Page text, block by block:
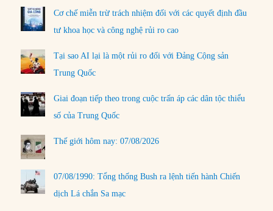
Cơ chế miễn trừ trách nhiệm đối với các quyết định đầu
tư khoa học và công nghệ rủi ro cao
Tại sao AI lại là một rủi ro đối với Đảng Cộng sản
Trung Quốc
Giai đoạn tiếp theo trong cuộc trấn áp các dân tộc thiểu
số của Trung Quốc
Thế giới hôm nay: 07/08/2026
07/08/1990: Tổng thống Bush ra lệnh tiến hành Chiến
dịch Lá chắn Sa mạc